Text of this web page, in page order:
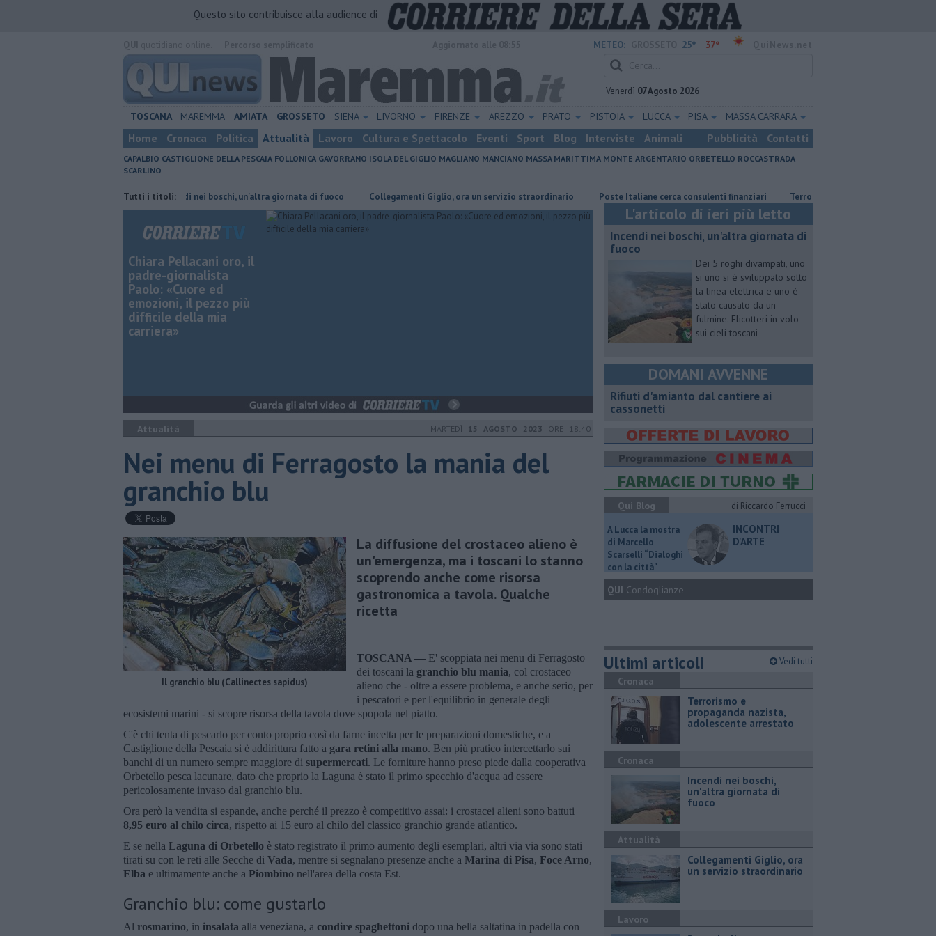
Questo sito contribuisce alla audience di
METEO: 25° 37°
Venerdì 07 Agosto 2026
TOSCANA MAREMMA AMIATA GROSSETO SIENA LIVORNO FIRENZE AREZZO PRATO PISTOIA LUCCA PISA MASSA CARRARA
Home Cronaca Politica Attualità Lavoro Cultura e Spettacolo Eventi Sport Blog Interviste Animali Pubblicità Contatti
CAPALBIO CASTIGLIONE DELLA PESCAIA FOLLONICA GAVORRANO ISOLA DEL GIGLIO MAGLIANO MANCIANO MASSA MARITTIMA MONTE ARGENTARIO ORBETELLO ROCCASTRADA
SCARLINO
Tutti i titoli:
Incendi nei boschi, un'altra giornata di fuoco Collegamenti Giglio, ora un servizio straordinario Poste Italiane cerca consulenti finanziari Terrorismo e propaganda nazista,
Chiara Pellacani oro, il
padre-giornalista
Paolo: «Cuore ed
emozioni, il pezzo più
difficile della mia
carriera»
Attualità MARTEDÌ 15 AGOSTO 2023 ORE 18:40
Nei menu di Ferragosto la mania del
granchio blu
Il granchio blu (Callinectes sapidus)
La diffusione del crostaceo alieno è
un'emergenza, ma i toscani lo stanno
scoprendo anche come risorsa
gastronomica a tavola. Qualche
ricetta
TOSCANA — E' scoppiata nei menu di Ferragosto
dei toscani la granchio blu mania, col crostaceo
alieno che - oltre a essere problema, e anche serio, per
i pescatori e per l'equilibrio in generale degli
ecosistemi marini - si scopre risorsa della tavola dove spopola nel piatto.
C'è chi tenta di pescarlo per conto proprio così da farne incetta per le preparazioni domestiche, e a
Castiglione della Pescaia si è addirittura fatto a gara retini alla mano. Ben più pratico intercettarlo sui
banchi di un numero sempre maggiore di supermercati. Le forniture hanno preso piede dalla cooperativa
Orbetello pesca lacunare, dato che proprio la Laguna è stato il primo specchio d'acqua ad essere
pericolosamente invaso dal granchio blu.
Ora però la vendita si espande, anche perché il prezzo è competitivo assai: i crostacei alieni sono battuti
8,95 euro al chilo circa, rispetto ai 15 euro al chilo del classico granchio grande atlantico.
E se nella Laguna di Orbetello è stato registrato il primo aumento degli esemplari, altri via via sono stati
tirati su con le reti alle Secche di Vada, mentre si segnalano presenze anche a Marina di Pisa, Foce Arno,
Elba e ultimamente anche a Piombino nell'area della costa Est.
Granchio blu: come gustarlo
Al rosmarino, in insalata alla veneziana, a condire spaghettoni dopo una bella saltatina in padella con
L'articolo di ieri più letto
Incendi nei boschi, un'altra giornata di
fuoco
Dei 5 roghi divampati, uno
si uno si è sviluppato sotto
la linea elettrica e uno è
stato causato da un
fulmine. Elicotteri in volo
sui cieli toscani
DOMANI AVVENNE
Rifiuti d'amianto dal cantiere ai
cassonetti
Qui Blog
di Riccardo Ferrucci
A Lucca la mostra
di Marcello
Scarselli “Dialoghi
con la città"
INCONTRI
D'ARTE
QUI Condoglianze
Ultimi articoli Vedi tutti
Cronaca
Terrorismo e
propaganda nazista,
adolescente arrestato
Cronaca
Incendi nei boschi,
un'altra giornata di
fuoco
Attualità
Collegamenti Giglio, ora
un servizio straordinario
Lavoro